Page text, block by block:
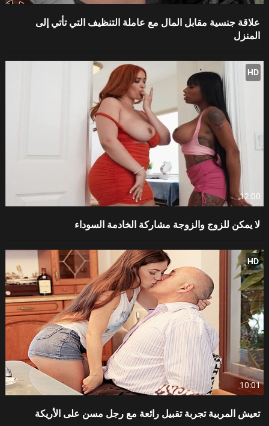
علاقة جنسية مقابل المال مع عاملة التنظيف التي تأتي إلى
المنزل
HD
12:00
لا يمكن للزوج والزوجة مشاركة الخادمة السوداء
HD
10:01
تعيش المربية تجربة تقبيل رائعة مع رجل مسن على الأريكة